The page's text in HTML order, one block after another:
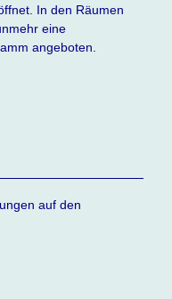
In den Räumen
eine
angeboten.
auf den